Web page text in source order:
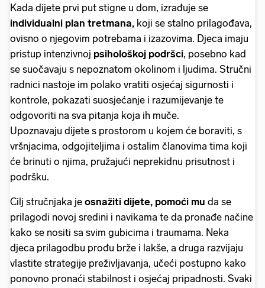
Kada dijete prvi put stigne u dom, izrađuje se
individualni plan tretmana, koji se stalno prilagođava,
ovisno o njegovim potrebama i izazovima. Djeca imaju
pristup intenzivnoj psihološkoj podršci, posebno kad
se suočavaju s nepoznatom okolinom i ljudima. Stručni
radnici nastoje im polako vratiti osjećaj sigurnosti i
kontrole, pokazati suosjećanje i razumijevanje te
odgovoriti na sva pitanja koja ih muče.
Upoznavaju dijete s prostorom u kojem će boraviti, s
vršnjacima, odgojiteljima i ostalim članovima tima koji
će brinuti o njima, pružajući neprekidnu prisutnost i
podršku.
Cilj stručnjaka je osnažiti dijete, pomoći mu da se
prilagodi novoj sredini i navikama te da pronađe načine
kako se nositi sa svim gubicima i traumama. Neka
djeca prilagodbu prođu brže i lakše, a druga razvijaju
vlastite strategije preživljavanja, učeći postupno kako
ponovno pronaći stabilnost i osjećaj pripadnosti. Svaki